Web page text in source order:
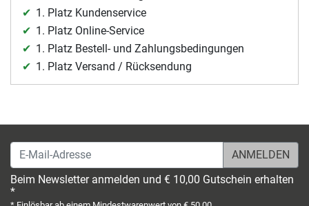
1. Platz Kundenservice
1. Platz Online-Service
1. Platz Bestell- und Zahlungsbedingungen
1. Platz Versand / Rücksendung
E-Mail-Adresse
Beim Newsletter anmelden und € 10,00 Gutschein erhalten
*